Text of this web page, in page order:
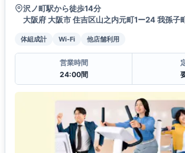
沢ノ町駅から徒歩14分
大阪府 大阪市 住吉区山之内元町1ー24 我孫子
体組成計 Wi-Fi 他店舗利用
営業時間
24:00間